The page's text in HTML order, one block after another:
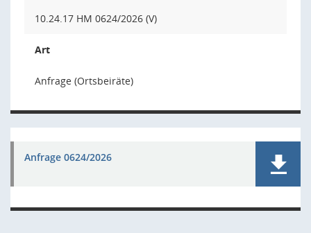
10.24.17 HM 0624/2026 (V)
Art
Anfrage (Ortsbeiräte)
Anfrage 0624/2026